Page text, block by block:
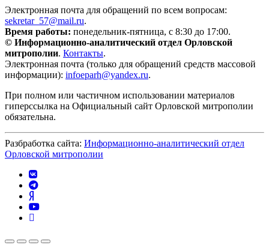
Электронная почта для обращений по всем вопросам:
sekretar_57@mail.ru.
Время работы: понедельник-пятница, с 8:30 до 17:00.
© Информационно-аналитический отдел Орловской
митрополии. Контакты.
Электронная почта (только для обращений средств массовой
информации): infoeparh@yandex.ru.
При полном или частичном использовании материалов
гиперссылка на Официальный сайт Орловской митрополии
обязательна.
Разбработка сайта: Информационно-аналитический отдел
Орловской митрополии